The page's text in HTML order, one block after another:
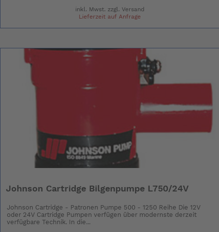
inkl. Mwst. zzgl. Versand
Lieferzeit auf Anfrage
Johnson Cartridge Bilgenpumpe L750/24V
Johnson Cartridge - Patronen Pumpe 500 - 1250 Reihe Die 12V
oder 24V Cartridge Pumpen verfügen über modernste derzeit
verfügbare Technik. In die...